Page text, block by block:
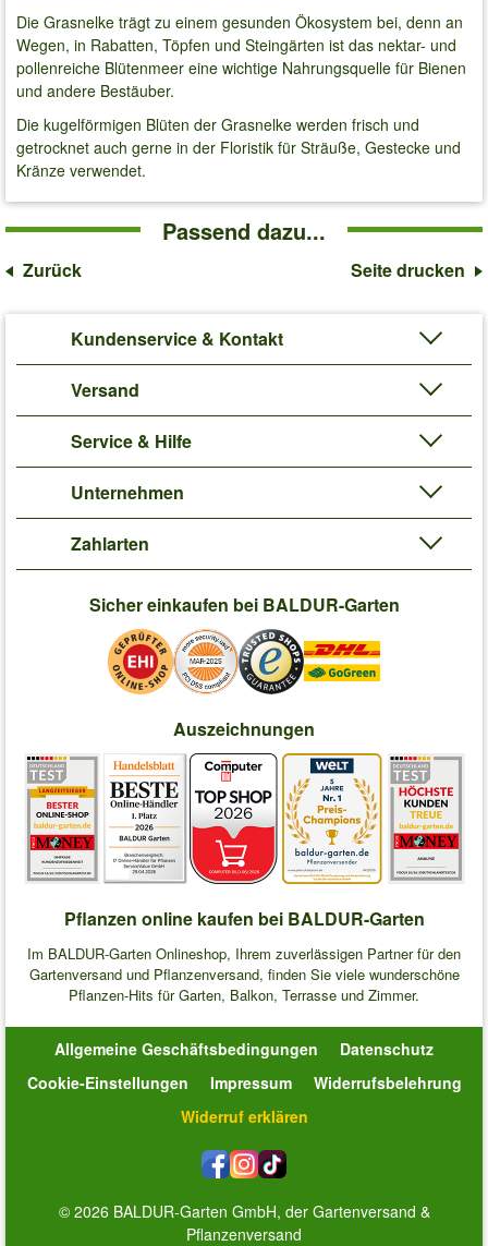
Die Grasnelke trägt zu einem gesunden Ökosystem bei, denn an
Wegen, in Rabatten, Töpfen und Steingärten ist das nektar- und
pollenreiche Blütenmeer eine wichtige Nahrungsquelle für Bienen
und andere Bestäuber.
Die kugelförmigen Blüten der Grasnelke werden frisch und
getrocknet auch gerne in der Floristik für Sträuße, Gestecke und
Kränze verwendet.
Passend dazu...
Zurück Seite drucken
Kundenservice & Kontakt
Versand
Service & Hilfe
Unternehmen
Zahlarten
Sicher einkaufen bei BALDUR-Garten
Auszeichnungen
Pflanzen online kaufen bei BALDUR-Garten
Im BALDUR-Garten Onlineshop, Ihrem zuverlässigen Partner für den
Gartenversand und Pflanzenversand, finden Sie viele wunderschöne
Pflanzen-Hits für Garten, Balkon, Terrasse und Zimmer.
Allgemeine Geschäftsbedingungen
Datenschutz
Cookie-Einstellungen
Impressum
Widerrufsbelehrung
Widerruf erklären
© 2026 BALDUR-Garten GmbH, der Gartenversand &
Pflanzenversand